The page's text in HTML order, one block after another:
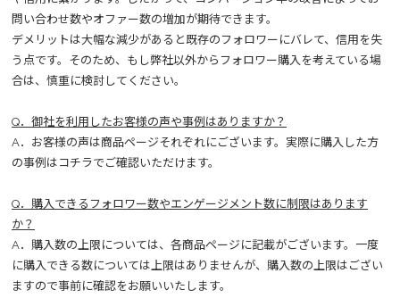
問い合わせ数やオファー数の増加が期待できます。
デメリットは大幅な減少があると既存のフォロワーにバレて、信用を失
う点です。そのため、もし弊社以外からフォロワー購入を考えている場
合は、慎重に検討してください。
Q．御社を利用したお客様の声や事例はありますか？
A．お客様の声は商品ページそれぞれにございます。実際に購入した方
の事例はコチラでご確認いただけます。
Q．購入できるフォロワー数やエンゲージメント数に制限はあります
か？
A．購入数の上限については、各商品ページに記載がございます。一度
に購入できる数については上限はありませんが、購入数の上限はござい
ますので事前に確認をお願いいたします。